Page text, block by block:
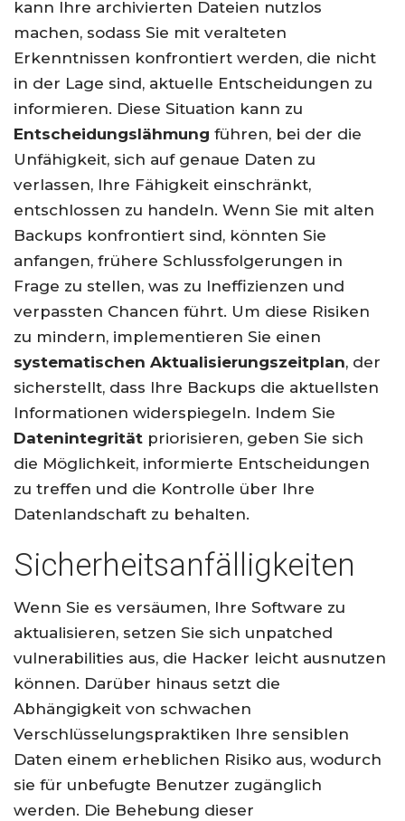
kann Ihre archivierten Dateien nutzlos
machen, sodass Sie mit veralteten
Erkenntnissen konfrontiert werden, die nicht
in der Lage sind, aktuelle Entscheidungen zu
informieren. Diese Situation kann zu
Entscheidungslähmung führen, bei der die
Unfähigkeit, sich auf genaue Daten zu
verlassen, Ihre Fähigkeit einschränkt,
entschlossen zu handeln. Wenn Sie mit alten
Backups konfrontiert sind, könnten Sie
anfangen, frühere Schlussfolgerungen in
Frage zu stellen, was zu Ineffizienzen und
verpassten Chancen führt. Um diese Risiken
zu mindern, implementieren Sie einen
systematischen Aktualisierungszeitplan, der
sicherstellt, dass Ihre Backups die aktuellsten
Informationen widerspiegeln. Indem Sie
Datenintegrität priorisieren, geben Sie sich
die Möglichkeit, informierte Entscheidungen
zu treffen und die Kontrolle über Ihre
Datenlandschaft zu behalten.
Sicherheitsanfälligkeiten
Wenn Sie es versäumen, Ihre Software zu
aktualisieren, setzen Sie sich unpatched
vulnerabilities aus, die Hacker leicht ausnutzen
können. Darüber hinaus setzt die
Abhängigkeit von schwachen
Verschlüsselungspraktiken Ihre sensiblen
Daten einem erheblichen Risiko aus, wodurch
sie für unbefugte Benutzer zugänglich
werden. Die Behebung dieser